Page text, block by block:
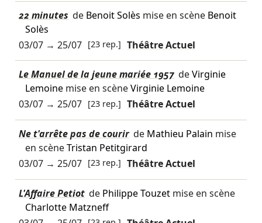
22 minutes de Benoit Solès mise en scène Benoit
Solès
03/07→ 25/07 [23 rep.] Théâtre Actuel
Le Manuel de la jeune mariée 1957 deVirginie
Lemoinemise en scèneVirginie Lemoine
03/07→ 25/07 [23 rep.] Théâtre Actuel
Ne t'arrête pas de courir de Mathieu Palain mise
en scèneTristan Petitgirard
03/07→ 25/07 [23 rep.] Théâtre Actuel
L'Affaire Petiot de Philippe Touzetmise en scène
Charlotte Matzneff